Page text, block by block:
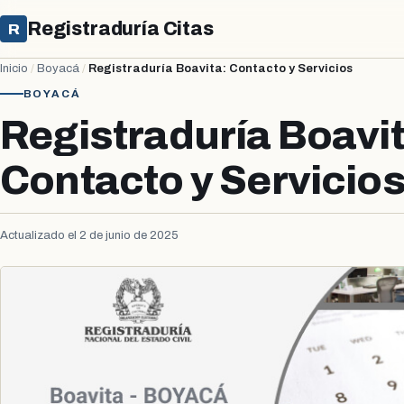
R Registraduría Citas
Inicio / Boyacá / Registraduría Boavita: Contacto y Servicios
BOYACÁ
Registraduría
Contacto y
Actualizado el 2 de junio de 2025